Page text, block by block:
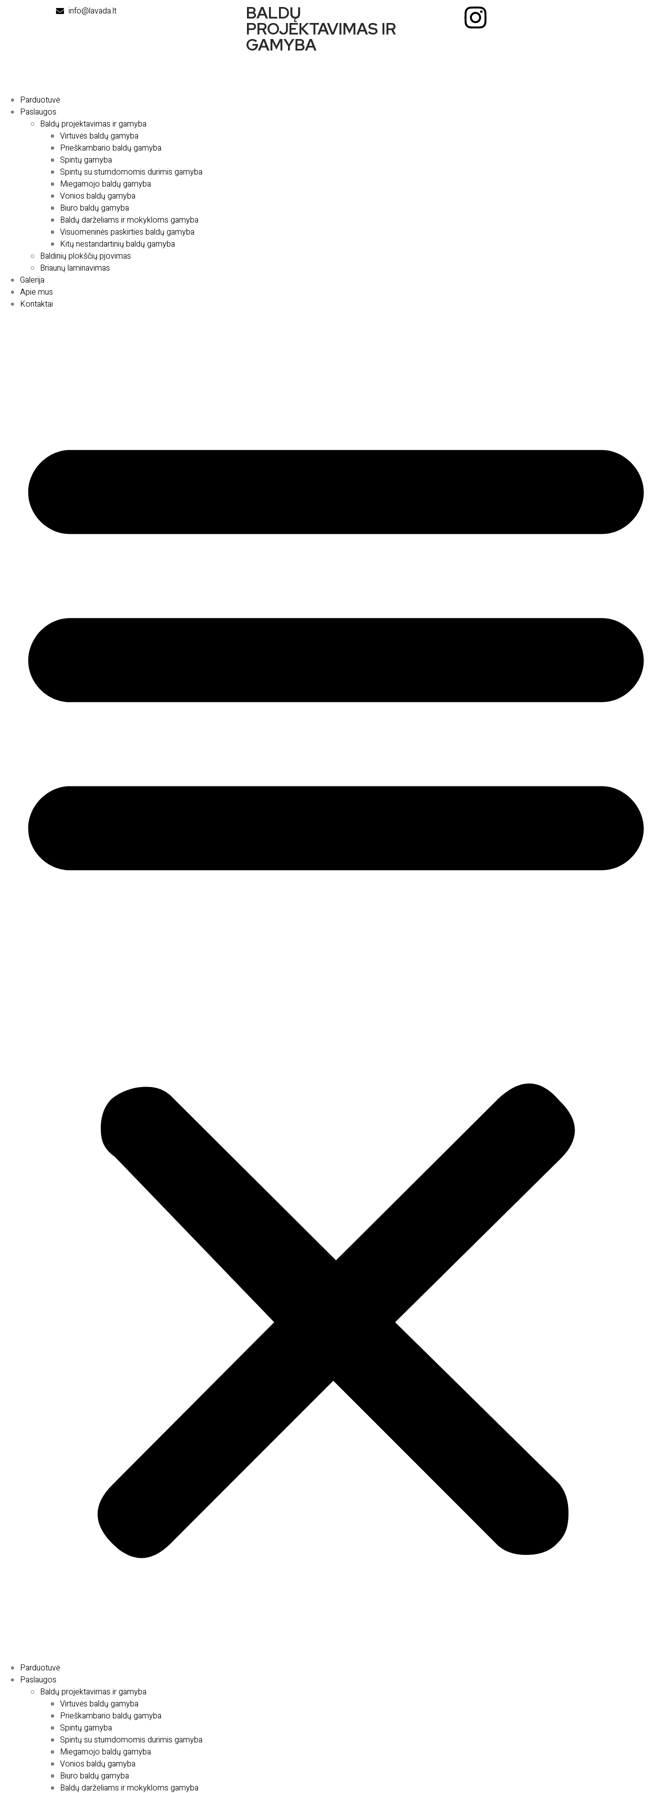
info@lavada.lt BALDŲ
PROJEKTAVIMAS IR
GAMYBA
Parduotuvė
Paslaugos
Baldų projektavimas ir gamyba
Virtuvės baldų gamyba
Prieškambario baldų gamyba
Spintų gamyba
Spintų su stumdomomis durimis gamyba
Miegamojo baldų gamyba
Vonios baldų gamyba
Biuro baldų gamyba
Baldų darželiams ir mokykloms gamyba
Visuomeninės paskirties baldų gamyba
Kitų nestandartinių baldų gamyba
Baldinių plokščių pjovimas
Briaunų laminavimas
Galerija
Apie mus
Kontaktai
Parduotuvė
Paslaugos
Baldų projektavimas ir gamyba
Virtuvės baldų gamyba
Prieškambario baldų gamyba
Spintų gamyba
Spintų su stumdomomis durimis gamyba
Miegamojo baldų gamyba
Vonios baldų gamyba
Biuro baldų gamyba
Baldų darželiams ir mokykloms gamyba